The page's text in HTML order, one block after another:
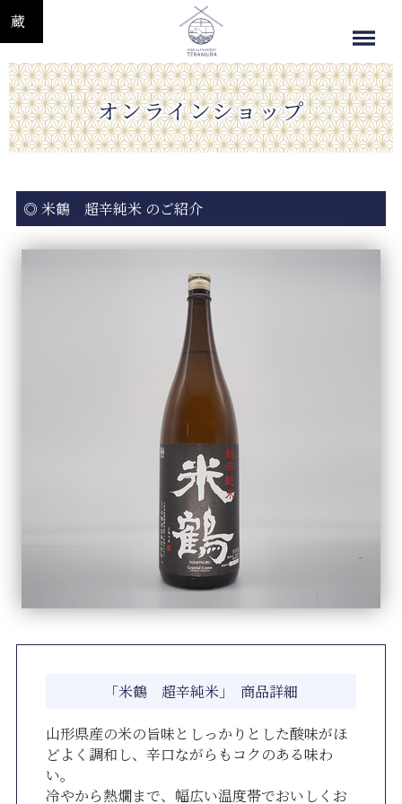
オンラインショップ
◎ 米鶴 超辛純米 のご紹介
「米鶴 超辛純米」 商品詳細
山形県産の米の旨味としっかりとした酸味がほ
どよく調和し、辛口ながらもコクのある味わ
い。
冷やから熱燗まで、幅広い温度帯でおいしくお